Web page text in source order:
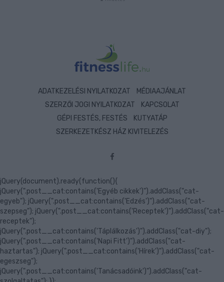
ADATKEZELÉSI NYILATKOZAT
MÉDIAAJÁNLAT
SZERZŐI JOGI NYILATKOZAT
KAPCSOLAT
GÉPI FESTÉS, FESTÉS
KUTYATÁP
SZERKEZETKÉSZ HÁZ KIVITELEZÉS
jQuery(document).ready(function(){
jQuery(".post__cat:contains('Egyéb cikkek')").addClass("cat-
egyeb"); jQuery(".post__cat:contains('Edzés')").addClass("cat-
szepseg"); jQuery(".post__cat:contains('Receptek')").addClass("cat-
receptek");
jQuery(".post__cat:contains('Táplálkozás')").addClass("cat-diy");
jQuery(".post__cat:contains('Napi Fitt')").addClass("cat-
haztartas"); jQuery(".post__cat:contains('Hírek')").addClass("cat-
egeszseg");
jQuery(".post__cat:contains('Tanácsadóink')").addClass("cat-